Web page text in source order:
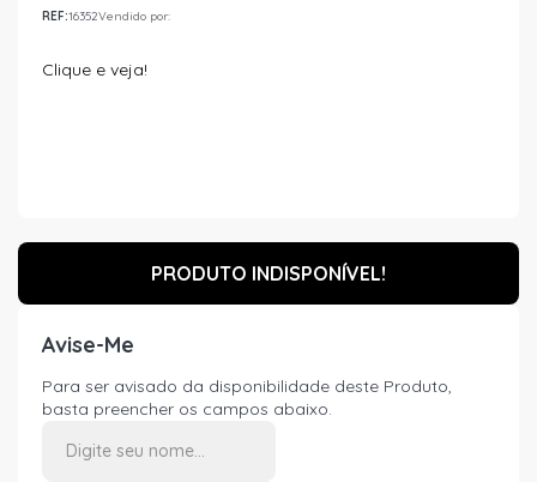
REF:16352Vendido por:
Clique e veja!
PRODUTO INDISPONÍVEL!
Avise-Me
Para ser avisado da disponibilidade deste Produto,
basta preencher os campos abaixo.